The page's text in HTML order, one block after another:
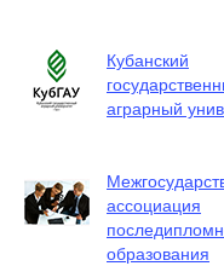
Кубанский
аграрный
ассоциация
образования